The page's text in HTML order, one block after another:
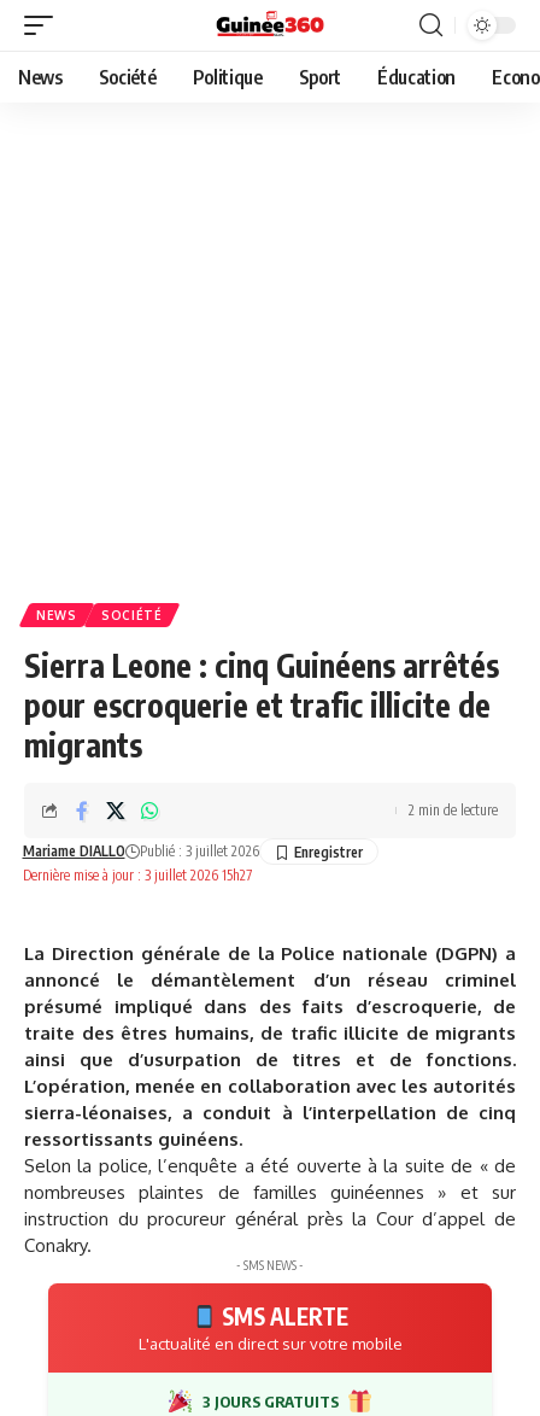
News Société Politique Sport Éducation
NEWS SOCIÉTÉ
Sierra Leone : cinq Guinéens arrêtés
pour escroquerie et trafic illicite de
migrants
Dernière mise à jour : 3 juillet 2026 15h27
Mariame DIALLO Publié : 3 juillet 2026
2 min de lecture
La Direction générale de la Police nationale (DGPN) a
annoncé le démantèlement d’un réseau criminel
présumé impliqué dans des faits d’escroquerie, de
traite des êtres humains, de trafic illicite de migrants
ainsi que d’usurpation de titres et de fonctions.
L’opération, menée en collaboration avec les autorités
sierra-léonaises, a conduit à l’interpellation de cinq
ressortissants guinéens.
Selon la police, l’enquête a été ouverte à la suite de « de
nombreuses plaintes de familles guinéennes » et sur
instruction du procureur général près la Cour d’appel de
Conakry.
- SMS NEWS -
SMS ALERTE
L'actualité en direct sur votre mobile
3 JOURS GRATUITS